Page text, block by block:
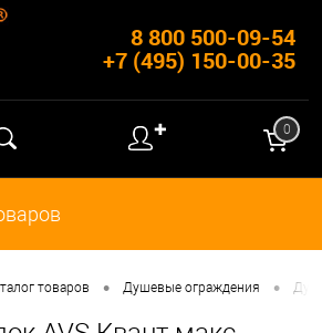
8 800 500-09-54
+7 (495) 150-00-35
✚ 0
товаров • Душевые ограждения •